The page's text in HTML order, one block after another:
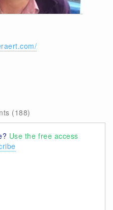
(188)
Use the free access